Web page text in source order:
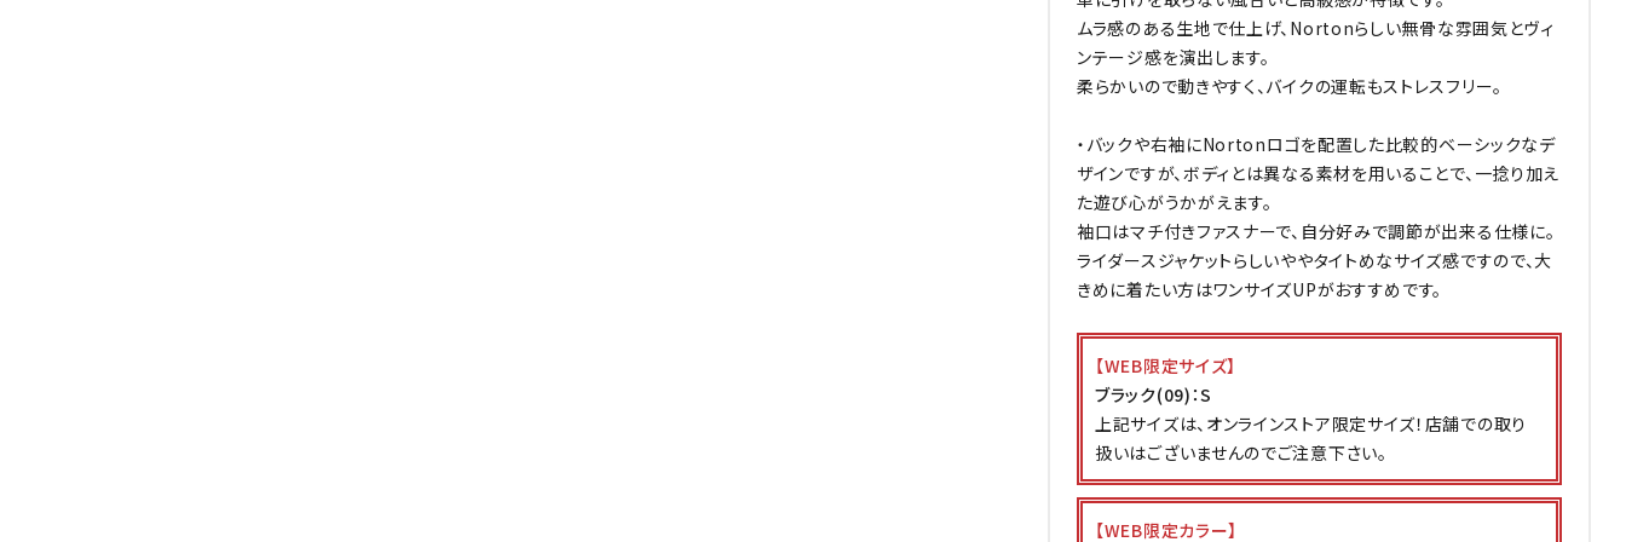
ムラ感のある生地で仕上げ、Nortonらしい無骨な雰囲気とヴィ
ンテージ感を演出します。
柔らかいので動きやすく、バイクの運転もストレスフリー。
・バックや右袖にNortonロゴを配置した比較的ベーシックなデ
ザインですが、ボディとは異なる素材を用いることで、一捻り加え
た遊び心がうかがえます。
袖口はマチ付きファスナーで、自分好みで調節が出来る仕様に。
ライダースジャケットらしいややタイトめなサイズ感ですので、大
きめに着たい方はワンサイズUPがおすすめです。
【WEB限定サイズ】
ブラック(09)：S
上記サイズは、オンラインストア限定サイズ！店舗での取り
扱いはございませんのでご注意下さい。
【WEB限定カラー】